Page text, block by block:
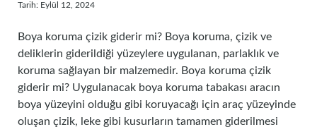
Tarih: Eylül 12, 2024
Boya koruma çizik giderir mi? Boya koruma, çizik ve
deliklerin giderildiği yüzeylere uygulanan, parlaklık ve
koruma sağlayan bir malzemedir. Boya koruma çizik
giderir mi? Uygulanacak boya koruma tabakası aracın
boya yüzeyini olduğu gibi koruyacağı için araç yüzeyinde
oluşan çizik, leke gibi kusurların tamamen giderilmesi